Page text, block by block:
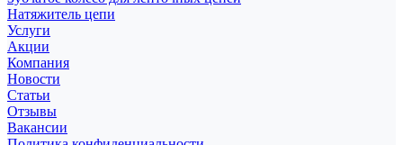
Натяжитель цепи
Услуги
Акции
Компания
Новости
Статьи
Отзывы
Вакансии